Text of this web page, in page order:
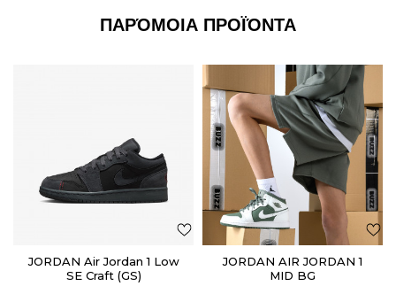
ΠΑΡΌΜΟΙΑ ΠΡΟΪΌΝΤΑ
JORDAN Air Jordan 1 Low
SE Craft (GS)
JORDAN AIR JORDAN 1
MID BG